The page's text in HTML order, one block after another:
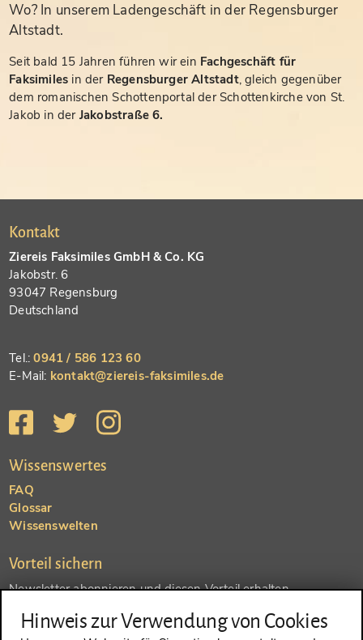
Wo? In unserem Ladengeschäft in der Regensburger
Altstadt.
Seit bald 15 Jahren führen wir ein Fachgeschäft für
Faksimiles in der Regensburger Altstadt, gleich gegenüber
dem romanischen Schottenportal der Schottenkirche von St.
Jakob in der Jakobstraße 6.
Kontakt
Ziereis Faksimiles GmbH & Co. KG
Jakobstr. 6
93047 Regensburg
Deutschland
Tel.:0941 / 586 123 60
E-Mail: kontakt@ziereis-faksimiles.de
Wissenswertes
FAQ
Glossar
Wissenswelten
Vorteil sichern
Newsletter abonnieren und diesen Vorteil erhalten
SENDEN
Hinweis zur Verwendung von Cookies